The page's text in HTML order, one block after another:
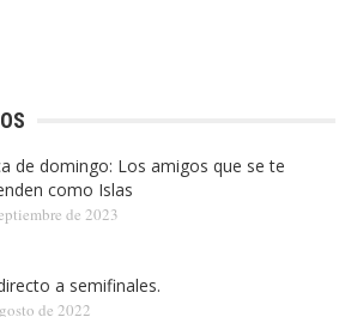
de domingo: Los amigos que se te
como Islas
de 2023
a semifinales.
de 2022